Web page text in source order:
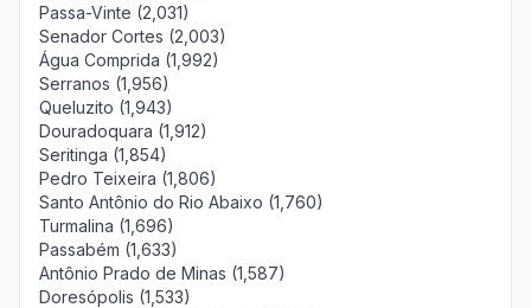
Passa-Vinte (2,031)
Senador Cortes (2,003)
Água Comprida (1,992)
Serranos (1,956)
Queluzito (1,943)
Douradoquara (1,912)
Seritinga (1,854)
Pedro Teixeira (1,806)
Santo Antônio do Rio Abaixo (1,760)
Turmalina (1,696)
Passabém (1,633)
Antônio Prado de Minas (1,587)
Doresópolis (1,533)